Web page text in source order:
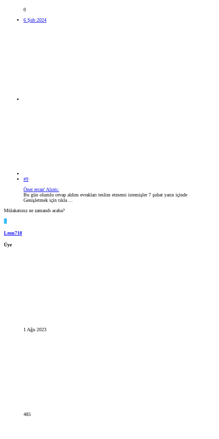
0
6 Şub 2024
#9
Öner ercan' Alıntı:
Bu gün olumlu cevap aldım evrakları teslim etmemi istemişler 7 şubat yarın içinde
Genişletmek için tıkla ...
Mülakatınız ne zamandı acaba?
L
Leon718
Üye
1 Ağu 2023
485